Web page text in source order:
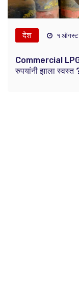
देश १ ऑगस्ट
Commercial
रुपयांनी झाला स्वस्त